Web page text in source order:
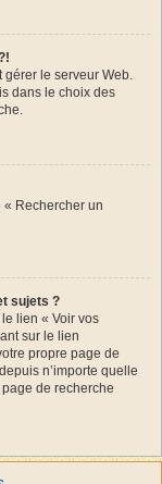
gérer le serveur Web.
dans le choix des
Rechercher un
sujets ?
lien « Voir vos
sur le lien
propre page de
n’importe quelle
de recherche